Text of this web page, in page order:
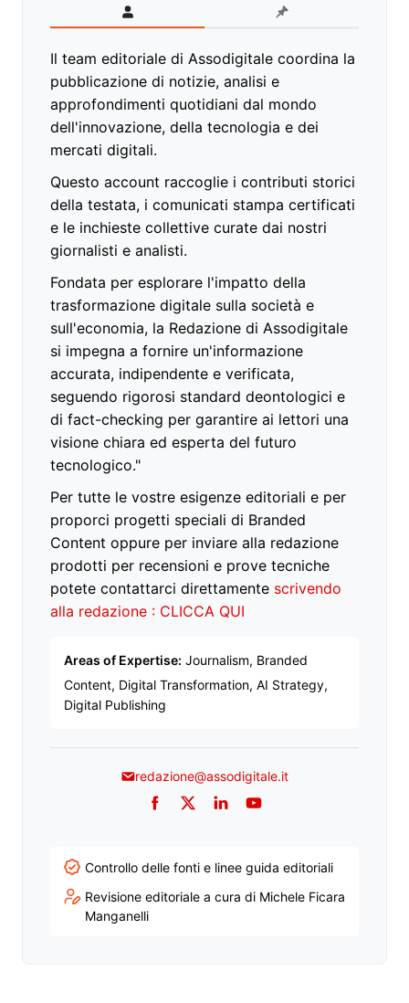
Il team editoriale di Assodigitale coordina la
pubblicazione di notizie, analisi e
approfondimenti quotidiani dal mondo
dell'innovazione, della tecnologia e dei
mercati digitali.
Questo account raccoglie i contributi storici
della testata, i comunicati stampa certificati
e le inchieste collettive curate dai nostri
giornalisti e analisti.
Fondata per esplorare l'impatto della
trasformazione digitale sulla società e
sull'economia, la Redazione di Assodigitale
si impegna a fornire un'informazione
accurata, indipendente e verificata,
seguendo rigorosi standard deontologici e
di fact-checking per garantire ai lettori una
visione chiara ed esperta del futuro
tecnologico."
Per tutte le vostre esigenze editoriali e per
proporci progetti speciali di Branded
Content oppure per inviare alla redazione
prodotti per recensioni e prove tecniche
potete contattarci direttamente scrivendo
alla redazione : CLICCA QUI
Areas of Expertise: Journalism, Branded
Content, Digital Transformation, AI Strategy,
Digital Publishing
redazione@assodigitale.it
Facebook
TwitterLinkedInYouTube
Controllo delle fonti e linee guida editoriali
Revisione editoriale a cura di Michele Ficara
Manganelli